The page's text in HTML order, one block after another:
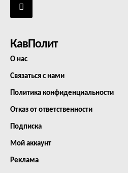
КавПолит
О нас
Связаться с нами
Политика конфиденциальности
Отказ от ответственности
Подписка
Мой аккаунт
Реклама